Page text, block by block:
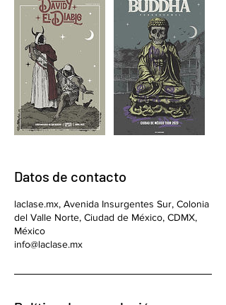
Datos de contacto
laclase.mx, Avenida Insurgentes Sur, Colonia
del Valle Norte, Ciudad de México, CDMX,
México
info@laclase.mx